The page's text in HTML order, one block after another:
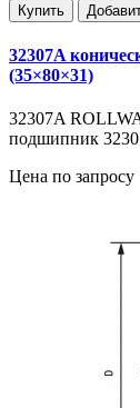
Купить
32307A
(35×80×31)
32307A
подшипник
Цена по запросу